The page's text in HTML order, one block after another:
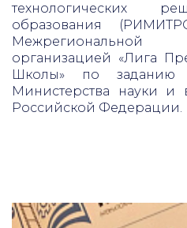
технологических
образования
организацией «Лига
Школы» по
Министерства науки и
Российской Федерации.